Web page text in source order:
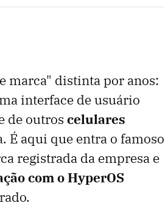
marca" distinta por anos:
interface de usuário
de outros celulares
É aqui que entra o famoso
registrada da empresa e
com o HyperOS